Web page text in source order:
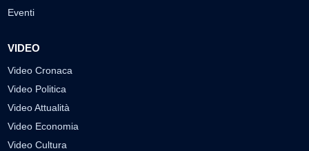
Eventi
VIDEO
Video Cronaca
Video Politica
Video Attualità
Video Economia
Video Cultura